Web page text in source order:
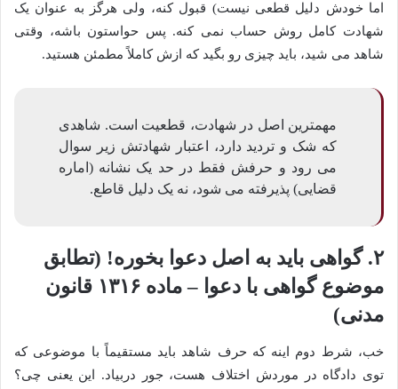
اما خودش دلیل قطعی نیست) قبول کنه، ولی هرگز به عنوان یک
شهادت کامل روش حساب نمی کنه. پس حواستون باشه، وقتی
شاهد می شید، باید چیزی رو بگید که ازش کاملاً مطمئن هستید.
مهمترین اصل در شهادت، قطعیت است. شاهدی
که شک و تردید دارد، اعتبار شهادتش زیر سوال
می رود و حرفش فقط در حد یک نشانه (اماره
قضایی) پذیرفته می شود، نه یک دلیل قاطع.
۲. گواهی باید به اصل دعوا بخوره! (تطابق
موضوع گواهی با دعوا – ماده ۱۳۱۶ قانون
مدنی)
خب، شرط دوم اینه که حرف شاهد باید مستقیماً با موضوعی که
توی دادگاه در موردش اختلاف هست، جور دربیاد. این یعنی چی؟